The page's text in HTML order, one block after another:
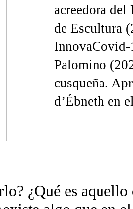
acreedora
de Escultura
InnovaCovid-
Palomino
cusqueña.
d’Ébneth en
¿Qué es